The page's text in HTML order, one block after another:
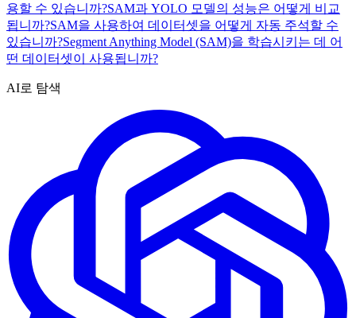
용할 수 있습니까?SAM과 YOLO 모델의 성능은 어떻게 비교
됩니까?SAM을 사용하여 데이터셋을 어떻게 자동 주석할 수
있습니까?Segment Anything Model (SAM)을 학습시키는 데 어
떤 데이터셋이 사용됩니까?
AI로 탐색